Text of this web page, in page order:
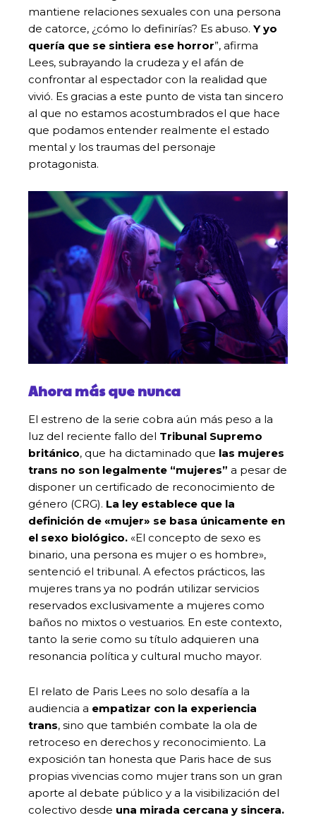
mantiene relaciones sexuales con una persona
de catorce, ¿cómo lo definirías? Es abuso. Y yo
quería que se sintiera ese horror”, afirma
Lees, subrayando la crudeza y el afán de
confrontar al espectador con la realidad que
vivió. Es gracias a este punto de vista tan sincero
al que no estamos acostumbrados el que hace
que podamos entender realmente el estado
mental y los traumas del personaje
protagonista.
Ahora más que nunca
El estreno de la serie cobra aún más peso a la
luz del reciente fallo del Tribunal Supremo
británico, que ha dictaminado que las mujeres
trans no son legalmente “mujeres” a pesar de
disponer un certificado de reconocimiento de
género (CRG). La ley establece que la
definición de «mujer» se basa únicamente en
el sexo biológico. «El concepto de sexo es
binario, una persona es mujer o es hombre»,
sentenció el tribunal. A efectos prácticos, las
mujeres trans ya no podrán utilizar servicios
reservados exclusivamente a mujeres como
baños no mixtos o vestuarios. En este contexto,
tanto la serie como su título adquieren una
resonancia política y cultural mucho mayor.
El relato de Paris Lees no solo desafía a la
audiencia a empatizar con la experiencia
trans, sino que también combate la ola de
retroceso en derechos y reconocimiento. La
exposición tan honesta que Paris hace de sus
propias vivencias como mujer trans son un gran
aporte al debate público y a la visibilización del
colectivo desde una mirada cercana y sincera.